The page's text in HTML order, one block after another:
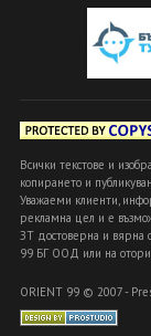
Всички текстове и
копирането и
Уважаеми клиенти,
рекламна цел и е
ЗТ достоверна и вярна
99 БГ ООД или на
ORIENT 99 © 2007 -